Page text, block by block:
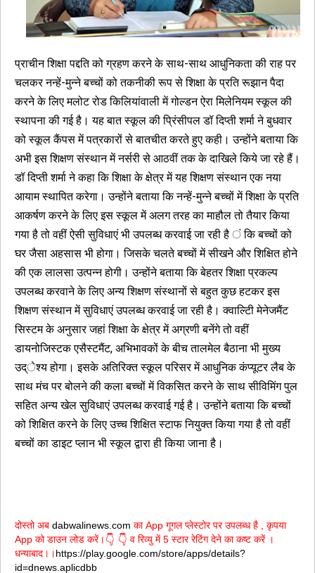
प्राचीन शिक्षा पद्दति को ग्रहण करने के साथ-साथ आधुनिकता की राह पर
चलकर नन्हें-मुन्ने बच्चों को तकनीकी रूप से शिक्षा के प्रति रूझान पैदा
करने के लिए मलोट रोड किलियांवाली में गोल्डन ऐरा मिलेनियम स्कूल की
स्थापना की गई है। यह बात स्कूल की प्रिंसीपल डॉ दिप्ती शर्मा ने बुधवार
को स्कूल कैंपस में पत्रकारों से बातचीत करते हुए कही। उन्होंने बताया कि
अभी इस शिक्षण संस्थान में नर्सरी से आठवीं तक के दाखिले किये जा रहे हैं।
डॉ दिप्ती शर्मा ने कहा कि शिक्षा के क्षेत्र में यह शिक्षण संस्थान एक नया
आयाम स्थापित करेगा। उन्होंने बताया कि नन्हें-मुन्ने बच्चों में शिक्षा के प्रति
आकर्षण करने के लिए इस स्कूल में अलग तरह का माहौल तो तैयार किया
गया है तो वहीं ऐसी सुविधाएं भी उपलब्ध करवाई जा रही है ं कि बच्चों को
घर जैसा अहसास भी होगा। जिसके चलते बच्चों में सीखने और शिक्षित होने
की एक लालसा उत्पन्न होगी। उन्होंने बताया कि बेहतर शिक्षा प्रकल्प
उपलब्ध करवाने के लिए अन्य शिक्षण संस्थानों से बहुत कुछ हटकर इस
शिक्षण संस्थान में सुविधाएं उपलब्ध करवाई जा रही है। क्वाल्टिी मेनेजमैंट
सिस्टम के अनुसार जहां शिक्षा के क्षेत्र में अग्रणी बनेंगे तो वहीं
डायनोजिस्टक एसैस्टमैंट, अभिभावकों के बीच तालमेल बैठाना भी मुख्य
उद्ेश्य होगा। इसके अतिरिक्त स्कूल परिसर में आधुनिक कंप्यूटर लैब के
साथ मंच पर बोलने की कला बच्चों में विकसित करने के साथ सीविमिंग पुल
सहित अन्य खेल सुविधाएं उपलब्ध करवाई गई है। उन्होंने बताया कि बच्चों
को शिक्षित करने के लिए उच्च शिक्षित स्टाफ नियुक्त किया गया है तो वहीं
बच्चों का डाइट प्लान भी स्कूल द्वारा ही किया जाना है।
दोस्तो अब dabwalinews.com का App गूगल प्लेस्टोर पर उपलब्ध है , कृपया
App को डाउन लोड करें। 👇 👇 व रिव्यु में 5 स्टार रेटिंग देने का कष्ट करें ।
धन्याबाद।।https://play.google.com/store/apps/details?
id=dnews.aplicdbb